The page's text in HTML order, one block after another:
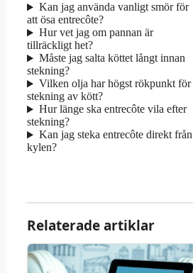
Kan jag använda vanligt smör för
att ösa entrecôte?
Hur vet jag om pannan är
tillräckligt het?
Måste jag salta köttet långt innan
stekning?
Vilken olja har högst rökpunkt för
stekning av kött?
Hur länge ska entrecôte vila efter
stekning?
Kan jag steka entrecôte direkt från
kylen?
Relaterade artiklar